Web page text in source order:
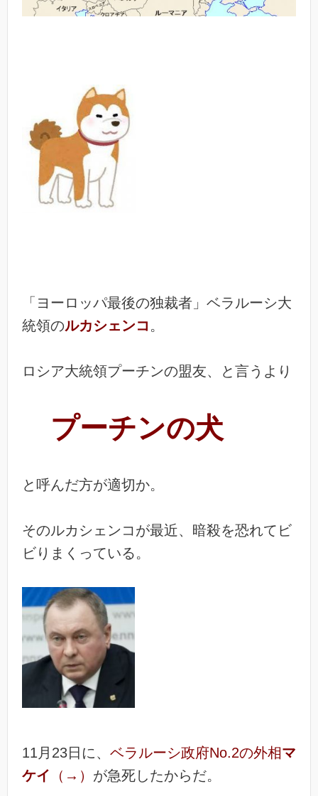
「ヨーロッパ最後の独裁者」ベラルーシ大
統領のルカシェンコ 。
ロシア大統領プーチンの盟友、と言うより
プーチンの犬
と呼んだ方が適切か。
そのルカシェンコが最近、暗殺を恐れてビ
ビりまくっている。
11月23日に、 ベラルーシ政府No.2の外相マ
ケイ （→） が急死したからだ。